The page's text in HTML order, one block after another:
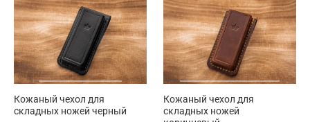
Кожаный чехол для
складных ножей черный
Кожаный чехол для
складных ножей